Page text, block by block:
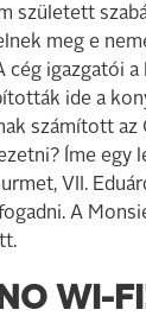
született
meg e
cég igazgatói
ide a
számított az
Íme egy
VII.
A
WI-